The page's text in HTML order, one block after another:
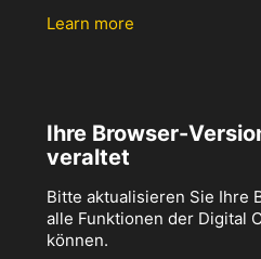
Learn more
Ihre Browser-
veraltet
Bitte aktualisieren Sie Ihre
alle Funktionen der Digital
können.